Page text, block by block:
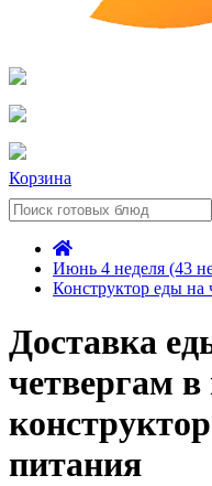
Корзина
Июнь 4 неделя (43
Конструктор еды на
Доставка
четвергам
питания